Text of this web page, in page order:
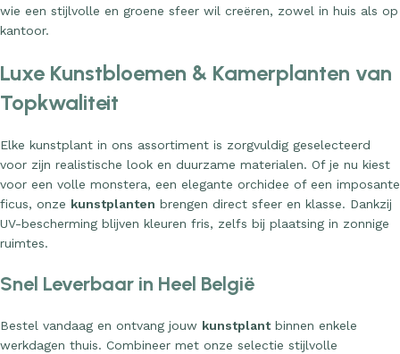
wie een stijlvolle en groene sfeer wil creëren, zowel in huis als op
kantoor.
Luxe Kunstbloemen & Kamerplanten van
Topkwaliteit
Elke kunstplant in ons assortiment is zorgvuldig geselecteerd
voor zijn realistische look en duurzame materialen. Of je nu kiest
voor een volle monstera, een elegante orchidee of een imposante
ficus, onze kunstplanten brengen direct sfeer en klasse. Dankzij
UV-bescherming blijven kleuren fris, zelfs bij plaatsing in zonnige
ruimtes.
Snel Leverbaar in Heel België
Bestel vandaag en ontvang jouw kunstplantbinnen enkele
werkdagen thuis. Combineer met onze selectie stijlvolle